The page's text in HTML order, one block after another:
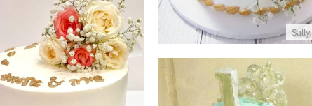
עוגה מעוצבת לחתונה